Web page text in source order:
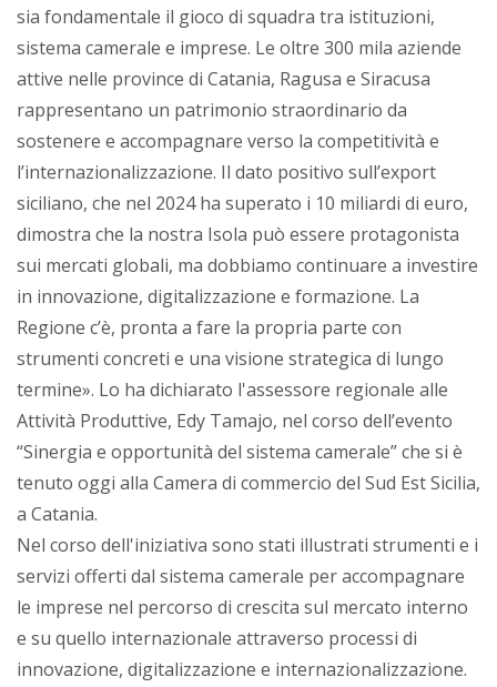
sia fondamentale il gioco di squadra tra istituzioni,
sistema camerale e imprese. Le oltre 300 mila aziende
attive nelle province di Catania, Ragusa e Siracusa
rappresentano un patrimonio straordinario da
sostenere e accompagnare verso la competitività e
l’internazionalizzazione. Il dato positivo sull’export
siciliano, che nel 2024 ha superato i 10 miliardi di euro,
dimostra che la nostra Isola può essere protagonista
sui mercati globali, ma dobbiamo continuare a investire
in innovazione, digitalizzazione e formazione. La
Regione c’è, pronta a fare la propria parte con
strumenti concreti e una visione strategica di lungo
termine». Lo ha dichiarato l'assessore regionale alle
Attività Produttive, Edy Tamajo, nel corso dell’evento
“Sinergia e opportunità del sistema camerale” che si è
tenuto oggi alla Camera di commercio del Sud Est Sicilia,
a Catania.
Nel corso dell'iniziativa sono stati illustrati strumenti e i
servizi offerti dal sistema camerale per accompagnare
le imprese nel percorso di crescita sul mercato interno
e su quello internazionale attraverso processi di
innovazione, digitalizzazione e internazionalizzazione.